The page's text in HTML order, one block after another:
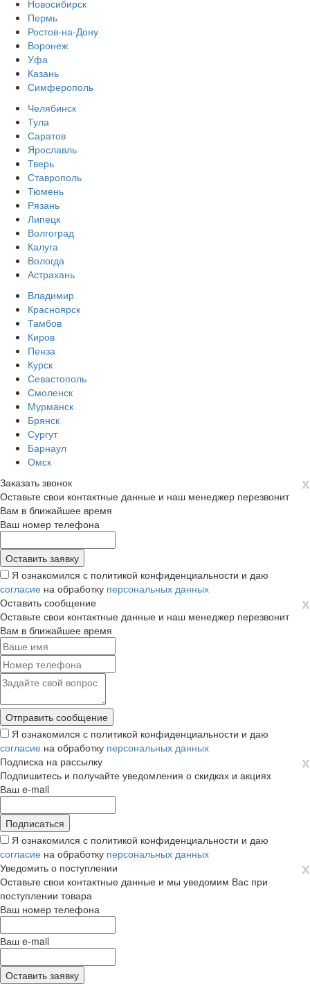
Новосибирск
Пермь
Ростов-на-Дону
Воронеж
Уфа
Казань
Симферополь
Челябинск
Тула
Саратов
Ярославль
Тверь
Ставрополь
Тюмень
Рязань
Липецк
Волгоград
Калуга
Вологда
Астрахань
Владимир
Красноярск
Тамбов
Киров
Пенза
Курск
Севастополь
Смоленск
Мурманск
Брянск
Сургут
Барнаул
Омск
х
Заказать звонок
Оставьте свои контактные данные и наш менеджер перезвонит
Вам в ближайшее время
Ваш номер телефона
Я ознакомился с политикой конфиденциальности и даю
согласие на обработку персональных данных
х
Оставить сообщение
Оставьте свои контактные данные и наш менеджер перезвонит
Вам в ближайшее время
Я ознакомился с политикой конфиденциальности и даю
согласие на обработку персональных данных
х
Подписка на рассылку
Подпишитесь и получайте уведомления о скидках и акциях
Ваш e-mail
Я ознакомился с политикой конфиденциальности и даю
согласие на обработку персональных данных
х
Уведомить о поступлении
Оставьте свои контактные данные и мы уведомим Вас при
поступлении товара
Ваш номер телефона
Ваш e-mail